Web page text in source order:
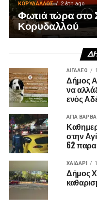
ΚΟΡΥΔΑΛΛΟΣ 2 έτη ago
Φωτιά τώρα στο
Κορυδαλλού
ΑΙΓΑΛΕΩ
Δήμος
να
ενός
ΑΓΙΑ
στην
62
ΧΑΪΔΑΡΙ
Δήμος